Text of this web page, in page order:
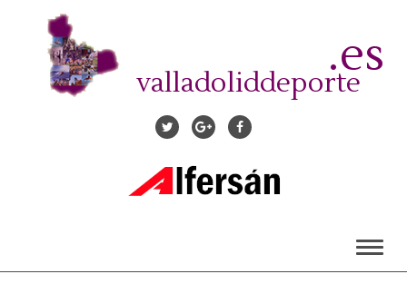
contenido
valladoliddeporte
.es